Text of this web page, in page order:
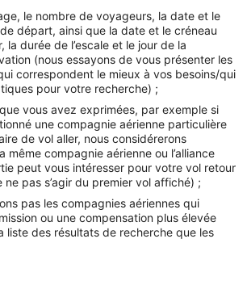
le nombre de voyageurs, la date et le
départ, ainsi que la date et le créneau
la durée de l’escale et le jour de la
(nous essayons de vous présenter les
correspondent le mieux à vos besoins/qui
pour votre recherche) ;
vous avez exprimées, par exemple si
une compagnie aérienne particulière
de vol aller, nous considérerons
même compagnie aérienne ou l’alliance
peut vous intéresser pour votre vol retour
ne pas s’agir du premier vol affiché) ;
pas les compagnies aériennes qui
ou une compensation plus élevée
liste des résultats de recherche que les